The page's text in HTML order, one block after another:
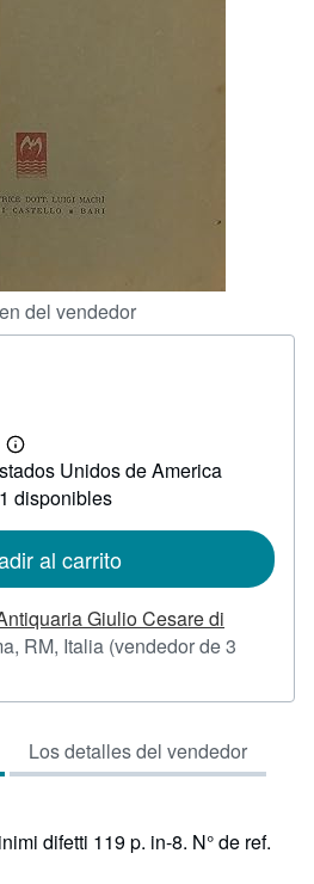
del vendedor
Más
información
sobre
las
envío
Unidos de America
disponibles
al carrito
Giulio Cesare di
RM, Italia (vendedor de 3
Los detalles del vendedor
difetti 119 p. in-8. N° de ref.